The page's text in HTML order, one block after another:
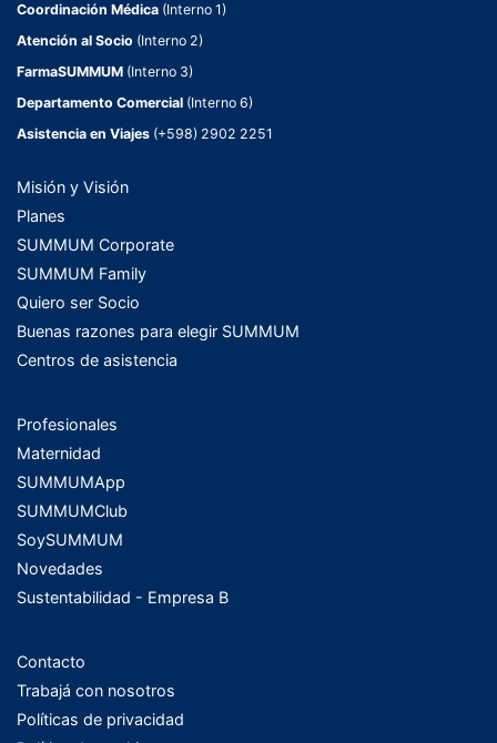
Coordinación Médica (Interno 1)
Atención al Socio (Interno 2)
FarmaSUMMUM (Interno 3)
Departamento Comercial (Interno 6)
Asistencia en Viajes (+598) 2902 2251
Misión y Visión
Planes
SUMMUM Corporate
SUMMUM Family
Quiero ser Socio
Buenas razones para elegir SUMMUM
Centros de asistencia
Profesionales
Maternidad
SUMMUMApp
SUMMUMClub
SoySUMMUM
Novedades
Sustentabilidad - Empresa B
Contacto
Trabajá con nosotros
Políticas de privacidad